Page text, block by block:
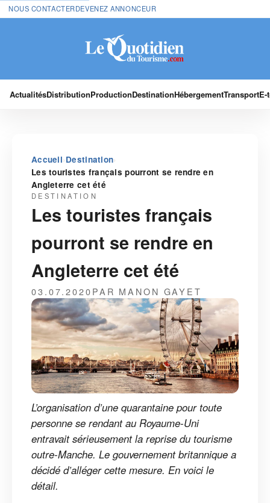
NOUS CONTACTERDEVENEZ ANNONCEUR
ActualitésDistributionProductionDestinationHébergementTransport
Accueil›Destination›
Les touristes français pourront se rendre en
Angleterre cet été
DESTINATION
Les touristes français
pourront se rendre en
Angleterre cet été
03.07.2020PAR MANON GAYET
L’organisation d’une quarantaine pour toute
personne se rendant au Royaume-Uni
entravait sérieusement la reprise du tourisme
outre-Manche. Le gouvernement britannique a
décidé d’alléger cette mesure. En voici le
détail.